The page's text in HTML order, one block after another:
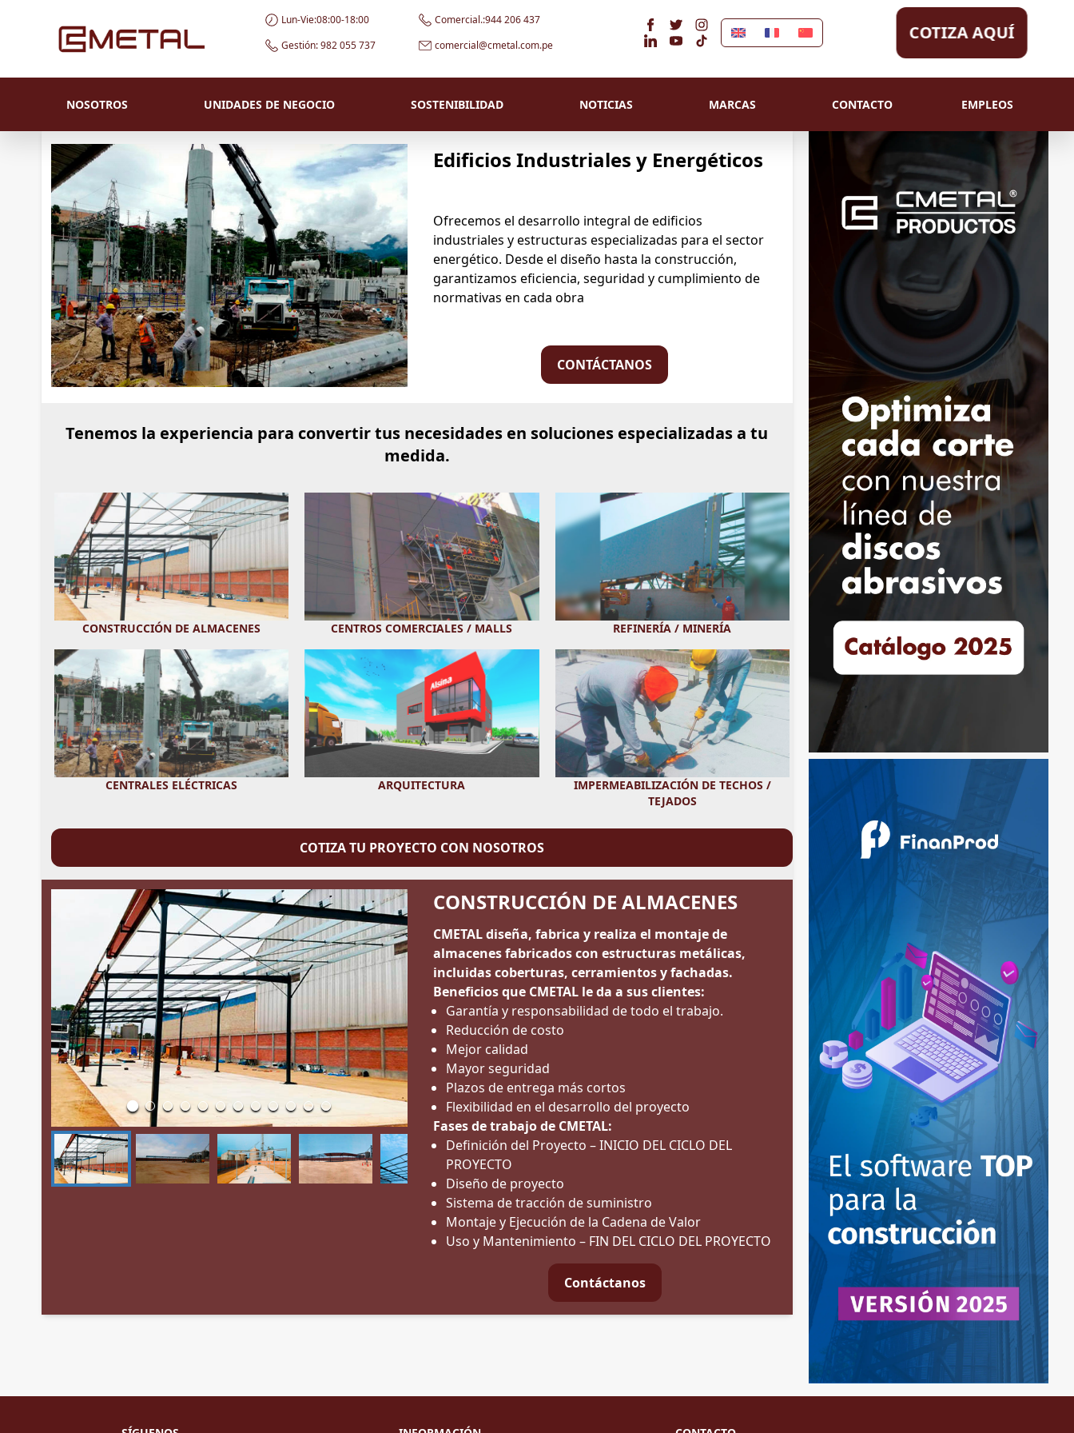
Lun-Vie:08:00-18:00
Comercial.:944 206 437
Gestión: 982 055 737
comercial@cmetal.com.pe
COTIZA AQUÍ
NOSOTROS UNIDADES DE NEGOCIO SOSTENIBILIDAD NOTICIAS MARCAS CONTACTO EMPLEOS
Edificios Industriales y Energéticos
Ofrecemos el desarrollo integral de edificios
industriales y estructuras especializadas para el sector
energético. Desde el diseño hasta la construcción,
garantizamos eficiencia, seguridad y cumplimiento de
normativas en cada obra
CONTÁCTANOS
Tenemos la experiencia para convertir tus necesidades en soluciones especializadas a tu
medida.
CONSTRUCCIÓN DE ALMACENES CENTROS COMERCIALES / MALLS REFINERÍA / MINERÍA
CENTRALES ELÉCTRICAS ARQUITECTURA
IMPERMEABILIZACIÓN DE TECHOS /
TEJADOS
COTIZA TU PROYECTO CON NOSOTROS
CONSTRUCCIÓN DE ALMACENES
CMETAL diseña, fabrica y realiza el montaje de
almacenes fabricados con estructuras metálicas,
incluidas coberturas, cerramientos y fachadas.
Beneficios que CMETAL le da a sus clientes:
Garantía y responsabilidad de todo el trabajo.
Reducción de costo
Mejor calidad
Mayor seguridad
Plazos de entrega más cortos
Flexibilidad en el desarrollo del proyecto
Fases de trabajo de CMETAL:
Definición del Proyecto – INICIO DEL CICLO DEL
PROYECTO
Diseño de proyecto
Sistema de tracción de suministro
Montaje y Ejecución de la Cadena de Valor
Uso y Mantenimiento – FIN DEL CICLO DEL PROYECTO
Contáctanos